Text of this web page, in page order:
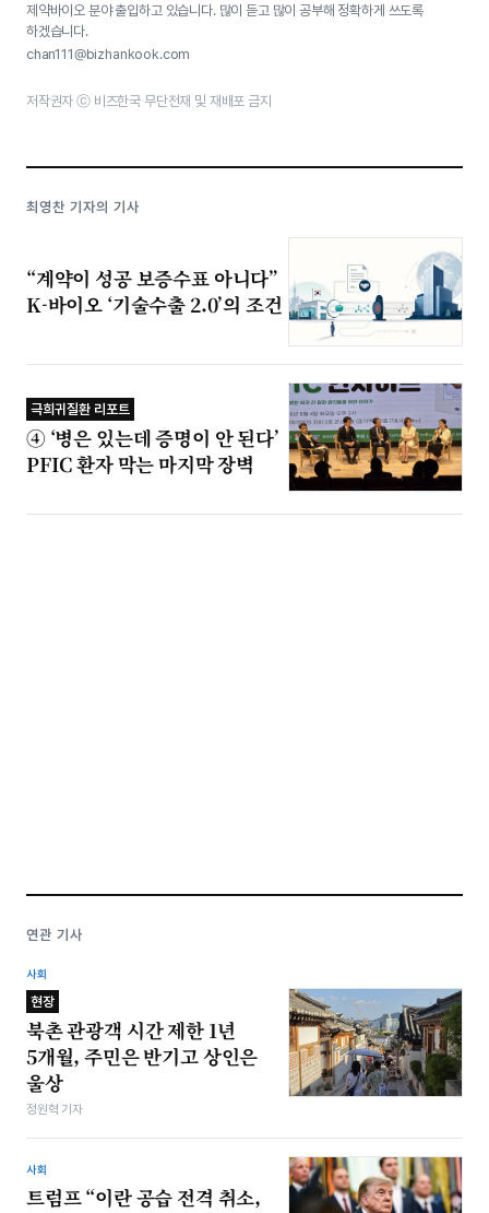
제약바이오 분야 출입하고 있습니다. 많이 듣고 많이 공부해 정확하게 쓰도록
하겠습니다.
chan111@bizhankook.com
저작권자 ⓒ 비즈한국 무단전재 및 재배포 금지
최영찬 기자의 기사
“계약이 성공 보증수표 아니다”
K-바이오 ‘기술수출 2.0’의 조건
극희귀질환 리포트
④ ‘병은 있는데 증명이 안 된다’
PFIC 환자 막는 마지막 장벽
연관 기사
사회
현장
북촌 관광객 시간 제한 1년
5개월, 주민은 반기고 상인은
울상
정원혁 기자
사회
트럼프 “이란 공습 전격 취소,